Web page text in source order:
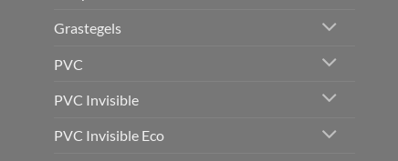
Grastegels
PVC
PVC Invisible
PVC Invisible Eco